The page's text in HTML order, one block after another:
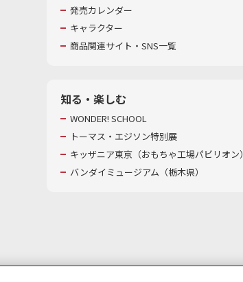
発売カレンダー
キャラクター
商品関連サイト・SNS一覧
知る・楽しむ
WONDER! SCHOOL
トーマス・エジソン特別展
キッザニア東京（おもちゃ工場パビリオン）​
バンダイミュージアム（栃木県）